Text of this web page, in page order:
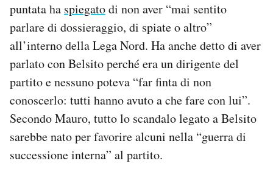
puntata ha spiegatodi non aver “mai sentito
parlare di dossieraggio, di spiate o altro”
all’interno della Lega Nord. Ha anche detto di aver
parlato con Belsito perché era un dirigente del
partito e nessuno poteva “far finta di non
conoscerlo: tutti hanno avuto a che fare con lui”.
Secondo Mauro, tutto lo scandalo legato a Belsito
sarebbe nato per favorire alcuni nella “guerra di
successione interna” al partito.